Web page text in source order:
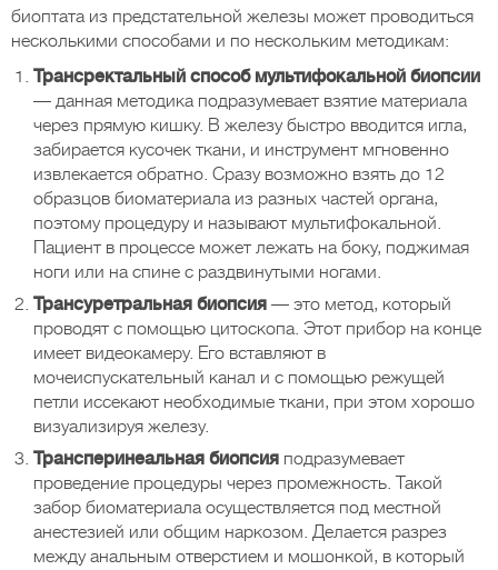
биоптата из предстательной железы может проводиться
несколькими способами и по нескольким методикам:
Трансректальный способ мультифокальной биопсии
— данная методика подразумевает взятие материала
через прямую кишку. В железу быстро вводится игла,
забирается кусочек ткани, и инструмент мгновенно
извлекается обратно. Сразу возможно взять до 12
образцов биоматериала из разных частей органа,
поэтому процедуру и называют мультифокальной.
Пациент в процессе может лежать на боку, поджимая
ноги или на спине с раздвинутыми ногами.
Трансуретральная биопсия — это метод, который
проводят с помощью цитоскопа. Этот прибор на конце
имеет видеокамеру. Его вставляют в
мочеиспускательный канал и с помощью режущей
петли иссекают необходимые ткани, при этом хорошо
визуализируя железу.
Трансперинеальная биопсия подразумевает
проведение процедуры через промежность. Такой
забор биоматериала осуществляется под местной
анестезией или общим наркозом. Делается разрез
между анальным отверстием и мошонкой, в который